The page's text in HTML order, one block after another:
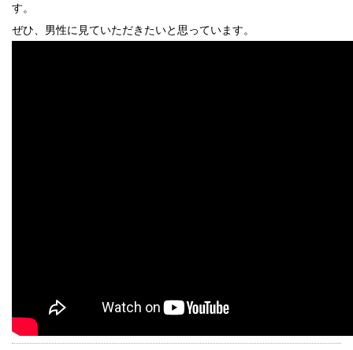
す。
ぜひ、男性に見ていただきたいと思っています。